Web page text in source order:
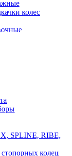
колес
SPLINE, RIBE,
колец